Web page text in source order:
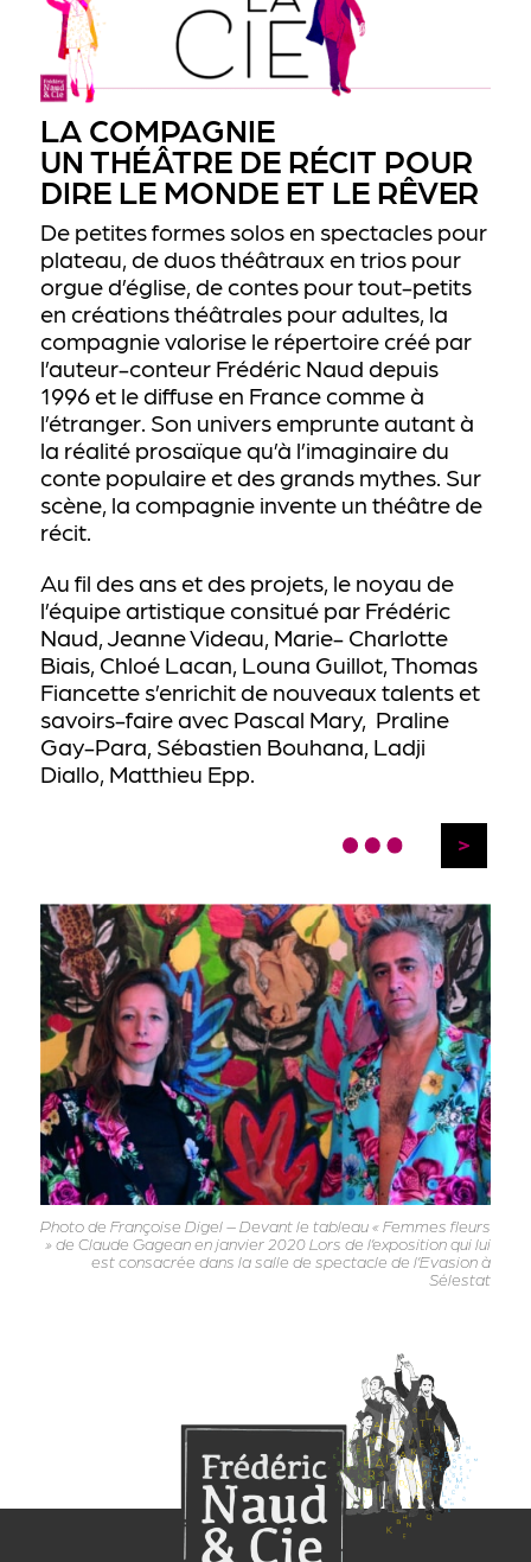
Photo de Françoise Digel – Devant le tableau « Femmes fleurs
» de Claude Gagean en janvier 2020 Lors de l’exposition qui lui
est consacrée dans la salle de spectacle de l’Evasion à
Sélestat
LA COMPAGNIE
UN THÉÂTRE DE RÉCIT POUR
DIRE LE MONDE ET LE RÊVER
De petites formes solos en spectacles pour
plateau, de duos théâtraux en trios pour
orgue d’église, de contes pour tout-petits
en créations théâtrales pour adultes, la
compagnie valorise le répertoire créé par
l’auteur-conteur Frédéric Naud depuis
1996 et le diffuse en France comme à
l’étranger. Son univers emprunte autant à
la réalité prosaïque qu’à l’imaginaire du
conte populaire et des grands mythes. Sur
scène, la compagnie invente un théâtre de
récit.
Au fil des ans et des projets, le noyau de
l’équipe artistique consitué par Frédéric
Naud, Jeanne Videau, Marie- Charlotte
Biais, Chloé Lacan, Louna Guillot, Thomas
Fiancette s’enrichit de nouveaux talents et
savoirs-faire avec Pascal Mary, Praline
Gay-Para, Sébastien Bouhana, Ladji
Diallo, Matthieu Epp.